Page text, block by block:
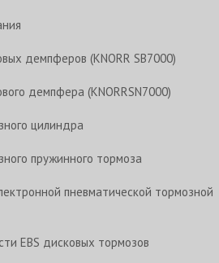
демпферов (KNORR SB7000)
демпфера (KNORRSN7000)
цилиндра
пружинного тормоза
пневматической тормозной
EBS дисковых тормозов